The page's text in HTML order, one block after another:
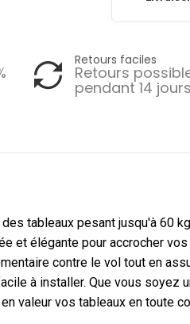
Retours faciles
Retours
pendant 14 jours
tableaux pesant jusqu'à 60
et élégante pour accrocher
contre le vol tout en
à installer. Que vous soyez
valeur vos tableaux en toute